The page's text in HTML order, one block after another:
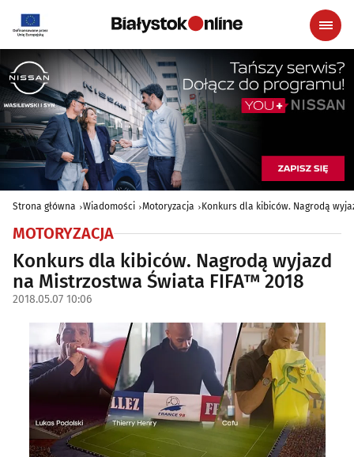
Strona główna Wiadomości Motoryzacja Konkurs dla kibiców. Nagrodą
MOTORYZACJA
Konkurs dla kibiców. Nagrodą wyjazd
na Mistrzostwa Świata FIFA™ 2018
2018.05.07 10:06